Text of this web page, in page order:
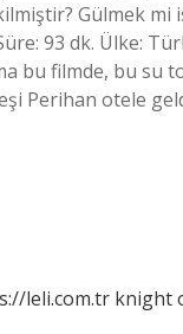
Gülmek
93 dk. Ülke:
filmde, bu su
Perihan otele
leli.com.tr knight